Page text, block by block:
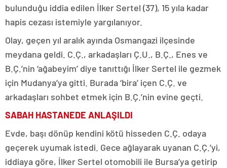
bulunduğu iddia edilen İlker Sertel (37), 15 yıla kadar
hapis cezası istemiyle yargılanıyor.
Olay, geçen yıl aralık ayında Osmangazi ilçesinde
meydana geldi. C.Ç., arkadaşları Ç.U., B.Ç., Enes ve
B.Ç.’nin ‘ağabeyim’ diye tanıttığı İlker Sertel ile gezmek
için Mudanya’ya gitti. Burada ‘bira’ içen C.Ç. ve
arkadaşları sohbet etmek için B.Ç.’nin evine geçti.
SABAH HASTANEDE ANLAŞILDI
Evde, başı dönüp kendini kötü hisseden C.Ç. odaya
geçerek uyumak istedi. Gece ağlayarak uyanan C.Ç.’yi,
iddiaya göre, İlker Sertel otomobili ile Bursa’ya getirip